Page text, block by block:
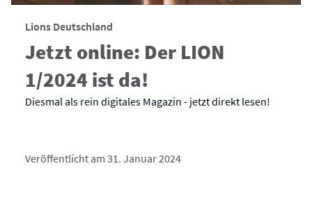
Lions Deutschland
Jetzt online: Der LION
1/2024 ist da!
Diesmal als rein digitales Magazin - jetzt direkt lesen!
Veröffentlicht am 31. Januar 2024